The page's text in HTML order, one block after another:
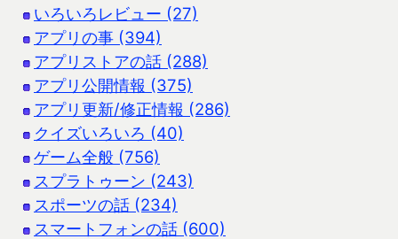
いろいろレビュー (27)
アプリの事 (394)
アプリストアの話 (288)
アプリ公開情報 (375)
アプリ更新/修正情報 (286)
クイズいろいろ (40)
ゲーム全般 (756)
スプラトゥーン (243)
スポーツの話 (234)
スマートフォンの話 (600)